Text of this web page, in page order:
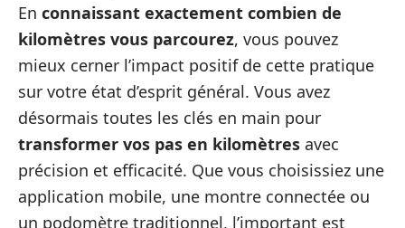
En connaissant exactement combien de
kilomètres vous parcourez, vous pouvez
mieux cerner l’impact positif de cette pratique
sur votre état d’esprit général. Vous avez
désormais toutes les clés en main pour
transformer vos pas en kilomètres avec
précision et efficacité. Que vous choisissiez une
application mobile, une montre connectée ou
un podomètre traditionnel, l’important est